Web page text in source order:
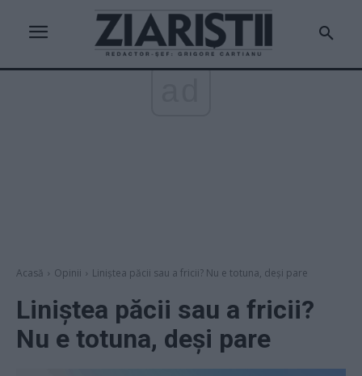
Acasă Opinii Liniștea păcii sau a fricii? Nu e totuna, deși pare
Liniștea păcii sau a fricii?
Nu e totuna, deși pare